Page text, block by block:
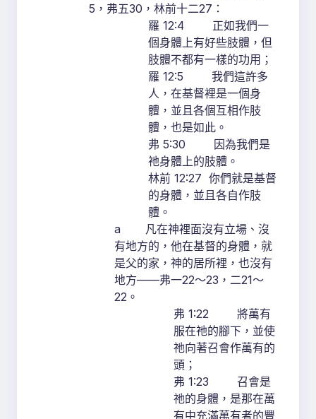
5，弗五30，林前十二27：
羅 12:4 正如我們一
個身體上有好些肢體，但
肢體不都有一樣的功用；
羅 12:5 我們這許多
人，在基督裡是一個身
體，並且各個互相作肢
體，也是如此。
弗 5:30 因為我們是
祂身體上的肢體。
林前 12:27 你們就是基督
的身體，並且各自作肢
體。
a 凡在神裡面沒有立場、沒
有地方的，他在基督的身體，就
是父的家，神的居所裡，也沒有
地方——弗一22～23，二21～
22。
弗 1:22 將萬有
服在祂的腳下，並使
祂向著召會作萬有的
頭；
弗 1:23 召會是
祂的身體，是那在萬
有中充滿萬有者的豐